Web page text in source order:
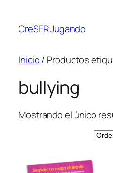
CreSER Jugando
Inicio/ Productos
bullying
Mostrando el único